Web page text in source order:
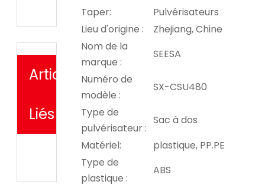
Articles
Liés
Taper:
Pulvérisateurs
Lieu d'origine :
Zhejiang, Chine
Nom de la
marque :
SEESA
Numéro de
modèle :
SX-CSU480
Type de
pulvérisateur :
Sac à dos
Matériel:
plastique, PP.PE
Type de
plastique :
ABS